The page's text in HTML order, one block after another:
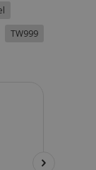
TW999